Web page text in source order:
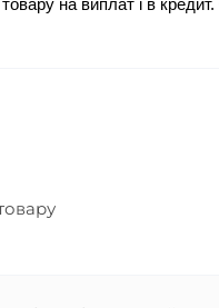
на виплат і в кредит.